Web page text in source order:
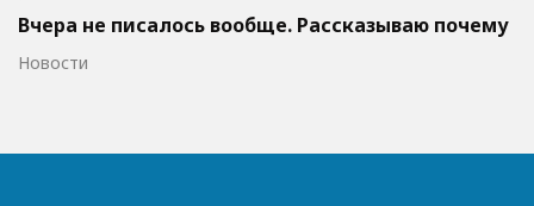
Вчера не писалось вообще. Рассказываю почему
Новости